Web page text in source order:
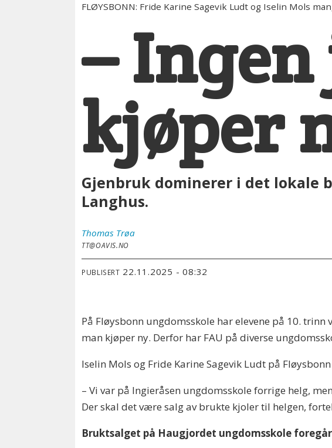
FLØYSBONN: Fride Karine Sagevik Ludt og Iselin Mols
–
kjøper
Gjenbruk dominerer i det lokale
Langhus.
Thomas Trøa
TT@OAVIS.NO
PUBLISERT 22.11.2025 - 08:32
På Fløysbonn ungdomsskole har elevene på 10.
man kjøper ny. Derfor har FAU på diverse
Iselin Mols og Fride Karine Sagevik Ludt på
– Vi var på Ingieråsen ungdomsskole forrige helg,
Der skal det være salg av brukte kjoler til helgen,
Bruktsalget på Haugjordet ungdomsskole